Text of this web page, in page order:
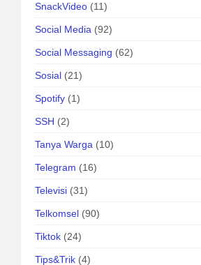
SnackVideo (11)
Social Media (92)
Social Messaging (62)
Sosial (21)
Spotify (1)
SSH (2)
Tanya Warga (10)
Telegram (16)
Televisi (31)
Telkomsel (90)
Tiktok (24)
Tips&Trik (4)